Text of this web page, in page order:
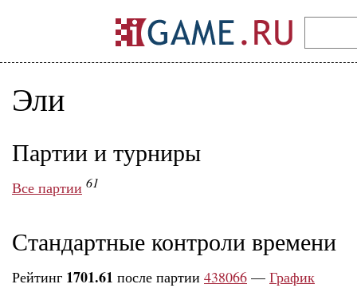
Эли
Партии и турниры
Все партии 61
Стандартные контроли времени
Рейтинг 1701.61 после партии 438066 — График